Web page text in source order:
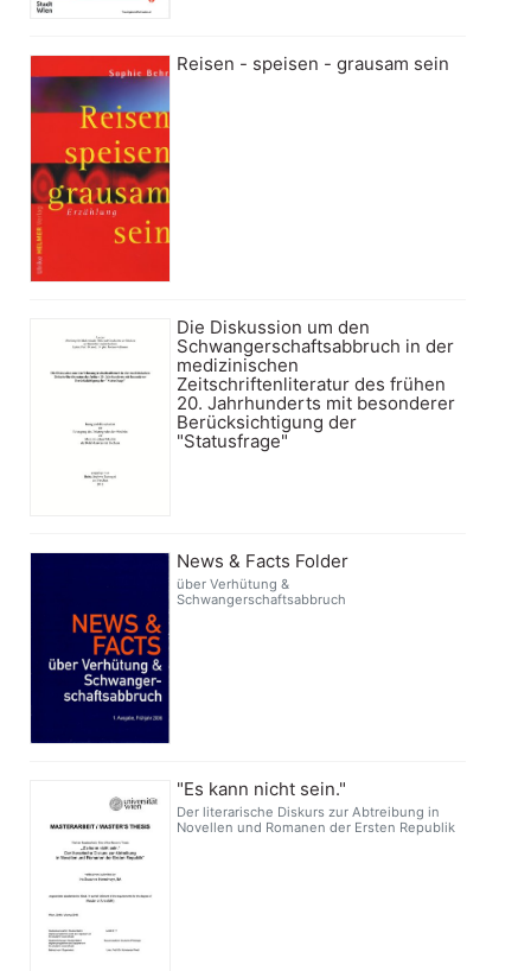
Reisen - speisen - grausam sein
Die Diskussion um den
Schwangerschaftsabbruch in der
medizinischen
Zeitschriftenliteratur des frühen
20. Jahrhunderts mit besonderer
Berücksichtigung der
"Statusfrage"
News & Facts Folder
über Verhütung &
Schwangerschaftsabbruch
"Es kann nicht sein."
Der literarische Diskurs zur Abtreibung in
Novellen und Romanen der Ersten Republik